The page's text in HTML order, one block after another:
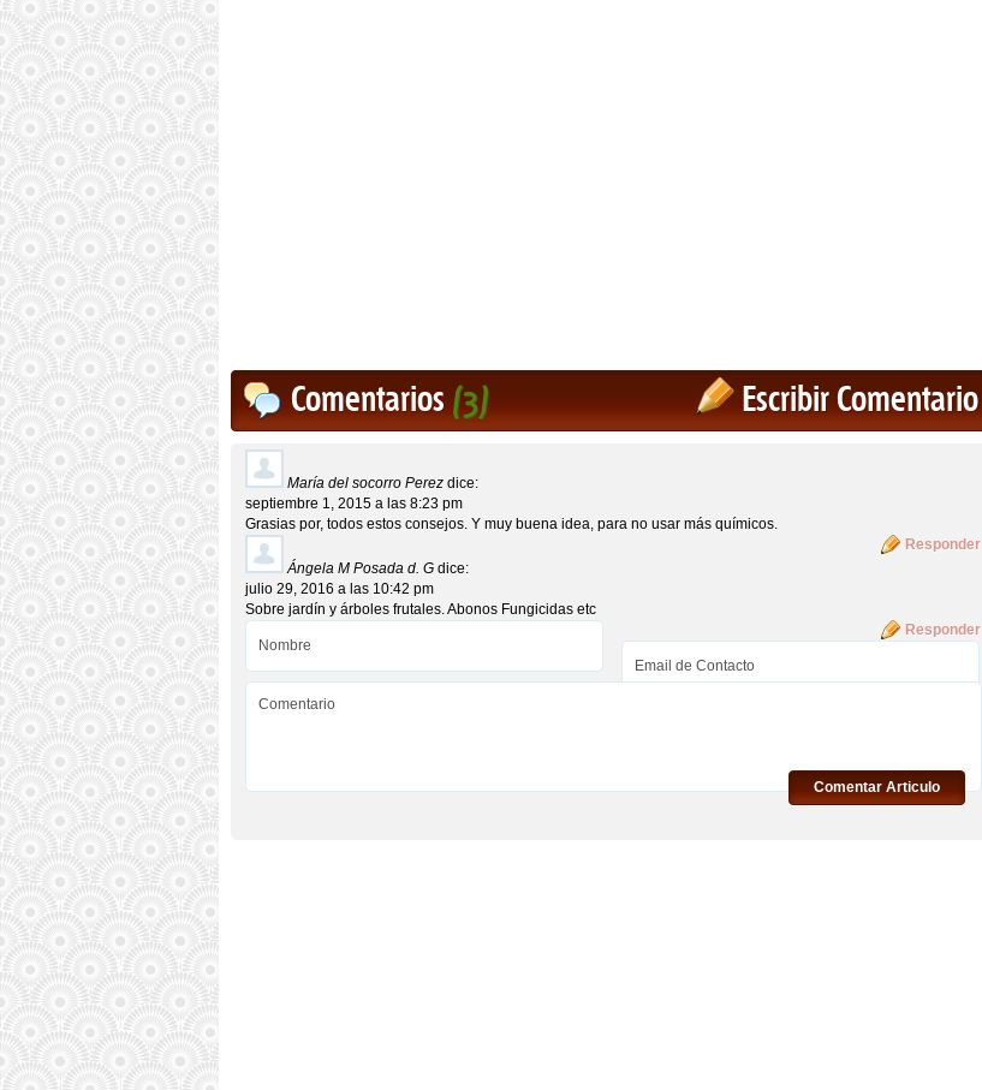
Escribir Comentario
Comentarios(3)
María del socorro Perez dice:
septiembre 1, 2015 a las 8:23 pm
Grasias por, todos estos consejos. Y muy buena idea, para no usar más químicos.
Responder
Ángela M Posada d. G dice:
julio 29, 2016 a las 10:42 pm
Sobre jardín y árboles frutales. Abonos Fungicidas etc
Responder
Comentar Articulo